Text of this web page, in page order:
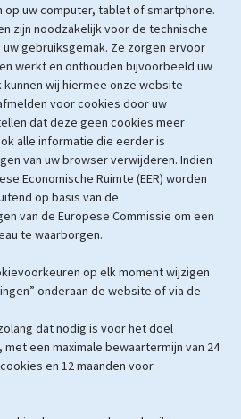
uw computer, tablet of smartphone.
zijn noodzakelijk voor de technische
gebruiksgemak. Ze zorgen ervoor
werkt en onthouden bijvoorbeeld uw
wij hiermee onze website
voor cookies door uw
dat deze geen cookies meer
alle informatie die eerder is
van uw browser verwijderen. Indien
Economische Ruimte (EER) worden
op basis van de
van de Europese Commissie om een
te waarborgen.
op elk moment wijzigen
onderaan de website of via de
dat nodig is voor het doel
een maximale bewaartermijn van 24
en 12 maanden voor